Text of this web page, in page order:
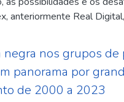
recente oferecem maior
anteriormente Real
(BCB). Ressalta-se que o
plenamente
A partir da
a plataforma permite
e de informação,
negra nos grupos de
panorama por
de 2000 a 2023